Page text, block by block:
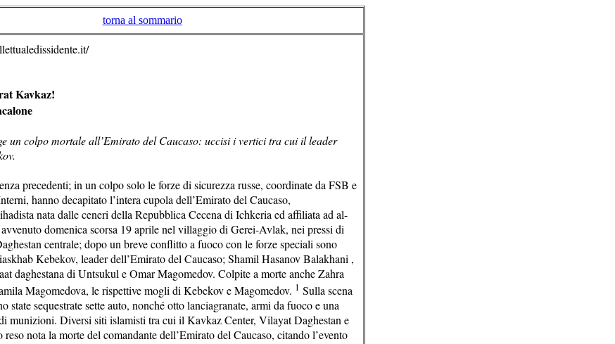
torna al sommario
Kavkaz!
un colpo mortale all’Emirato del Caucaso: uccisi i vertici tra cui il leader
precedenti; in un colpo solo le forze di sicurezza russe, coordinate da FSB e
hanno decapitato l’intera cupola dell’Emirato del Caucaso,
nata dalle ceneri della Repubblica Cecena di Ichkeria ed affiliata ad al-
domenica scorsa 19 aprile nel villaggio di Gerei-Avlak, nei pressi di
centrale; dopo un breve conflitto a fuoco con le forze speciali sono
Kebekov, leader dell’Emirato del Caucaso; Shamil Hasanov Balakhani ,
daghestana di Untsukul e Omar Magomedov. Colpite a morte anche Zahra
Magomedova, le rispettive mogli di Kebekov e Magomedov. 1 Sulla scena
state sequestrate sette auto, nonché otto lanciagranate, armi da fuoco e una
munizioni. Diversi siti islamisti tra cui il Kavkaz Center, Vilayat Daghestan e
nota la morte del comandante dell’Emirato del Caucaso, citando l’evento